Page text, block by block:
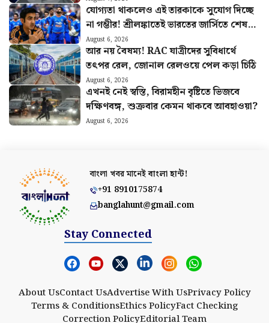
যোগ্যতা থাকলেও এই তারকাকে সুযোগ দিচ্ছে
না গম্ভীর! শ্রীলঙ্কাতেই ভারতের জার্সিতে শেষ
ম্যাচ খেলবেন এই ক্রিকেটার?
August 6, 2026
আর নয় বৈষম্য! RAC যাত্রীদের সুবিধার্থে
তৎপর রেল, জোনাল রেলওয়ে পেল কড়া চিঠি
August 6, 2026
এখনই নেই স্বস্তি, বিরামহীন বৃষ্টিতে ভিজবে
দক্ষিণবঙ্গ, শুক্রবার কেমন থাকবে আবহাওয়া?
August 6, 2026
বাংলা খবর মানেইবাংলা হান্ট!
+91 8910175874
banglahunt@gmail.com
Stay Connected
About UsContact UsAdvertise With UsPrivacy Policy
Terms & ConditionsEthics PolicyFact Checking
Correction PolicyEditorial Team